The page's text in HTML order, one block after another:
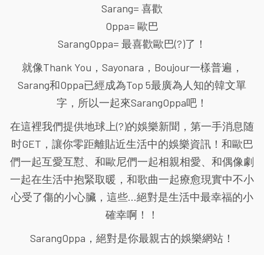
Sarang= 喜歡
Oppa= 歐巴
SarangOppa= 最喜歡歐巴(?)了！
就像Thank You，Sayonara，Boujour一樣普遍，
Sarang和Oppa已經成為Top 5最廣為人知的韓文單
字，所以一起來SarangOppa吧！
在這裡我們提供地球上(?)的娛樂新聞，第一手消息随
时GET，讓你零距離貼近生活中的娛樂資訊！和歐巴
們一起互愛互懟、和歐尼們一起相親相愛、和偶像劇
一起在生活中抱緊取暖，和歌曲一起療愈現實中不小
心受了傷的小心臟，這些...絕對是生活中最幸福的小
確幸啊！！
SarangOppa，絕對是你最親古的娛樂網站！